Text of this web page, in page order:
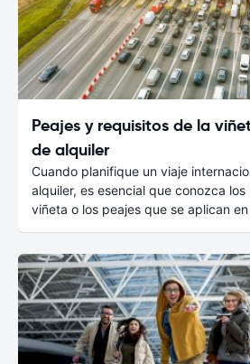
Peajes y requisitos de la
de alquiler
Cuando planifique un viaje
alquiler, es esencial que conozca
viñeta o los peajes que se aplican